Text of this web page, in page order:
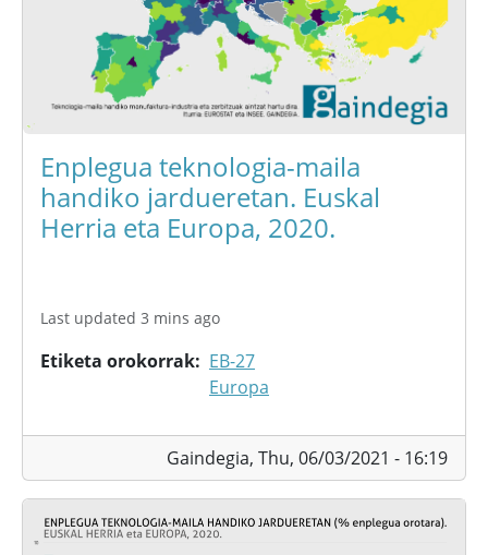
Enplegua teknologia-maila
handiko jardueretan. Euskal
Herria eta Europa, 2020.
Last updated 3 mins ago
Etiketa orokorrak
EB-27
Europa
Gaindegia, Thu, 06/03/2021 - 16:19